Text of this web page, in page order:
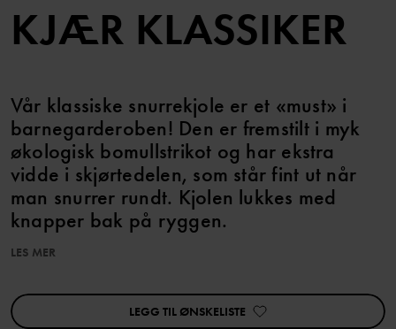
KJÆR KLASSIKER
Vår klassiske snurrekjole er et «must» i
barnegarderoben! Den er fremstilt i myk
økologisk bomullstrikot og har ekstra
vidde i skjørtedelen, som står fint ut når
man snurrer rundt. Kjolen lukkes med
knapper bak på ryggen.
Plagget kan søskenmatches!
LES MER
LEGG TIL ØNSKELISTE